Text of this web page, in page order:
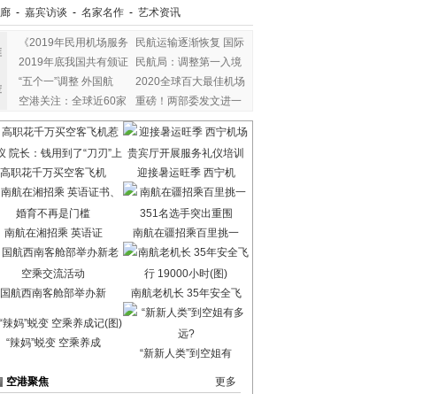
- 嘉宾访谈 - 名家名作 - 艺术资讯
《2019年民用机场服务
民航运输逐渐恢复 国际
2019年底我国共有颁证
民航局：调整第一入境
“五个一”调整 外国航
2020全球百大最佳机场
空港关注：全球近60家
重磅！两部委发文进一
高职花千万买空客飞机 迎接暑运旺季 西宁机
南航在湘招乘 英语证 南航在疆招乘百里挑一
国航西南客舱部举办新 南航老机长 35年安全飞
“辣妈”蜕变 空乘养成
“新新人类”到空姐有
空港聚焦 更多